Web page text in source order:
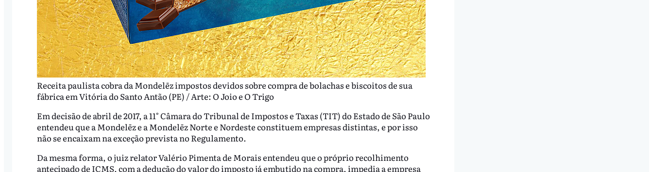
Receita paulista cobra da Mondelēz impostos devidos sobre compra de bolachas e biscoitos de sua
fábrica em Vitória do Santo Antão (PE) / Arte: O Joio e O Trigo
Em decisão de abril de 2017, a 11° Câmara do Tribunal de Impostos e Taxas (TIT) do Estado de São Paulo
entendeu que a Mondelēz e a Mondelēz Norte e Nordeste constituem empresas distintas, e por isso
não se encaixam na exceção prevista no Regulamento.
Da mesma forma, o juiz relator Valério Pimenta de Morais entendeu que o próprio recolhimento
antecipado de ICMS, com a dedução do valor do imposto já embutido na compra, impedia a empresa